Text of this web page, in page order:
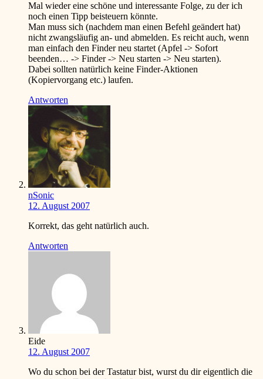
Mal wieder eine schöne und interessante Folge, zu der ich
noch einen Tipp beisteuern könnte.
Man muss sich (nachdem man einen Befehl geändert hat)
nicht zwangsläufig an- und abmelden. Es reicht auch, wenn
man einfach den Finder neu startet (Apfel -> Sofort
beenden… -> Finder -> Neu starten -> Neu starten).
Dabei sollten natürlich keine Finder-Aktionen
(Kopiervorgang etc.) laufen.
Antworten
nSonic
12. August 2007
Korrekt, das geht natürlich auch.
Antworten
Eide
12. August 2007
Wo du schon bei der Tastatur bist, wurst du dir eigentlich die